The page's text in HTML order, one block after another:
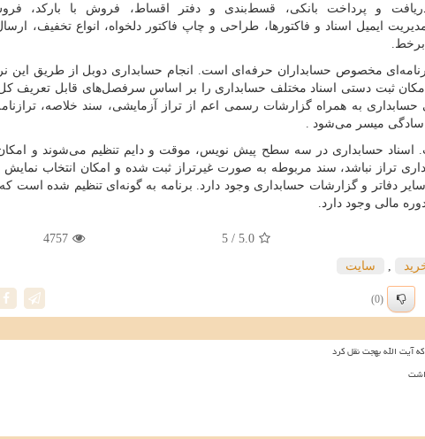
و پرداخت بانکی، قسط‌بندی و دفتر اقساط، فروش با بارکد، فروش
ایمیل اسناد و فاکتورها، طراحی و چاپ فاکتور دلخواه، انواع تخفیف،
برخط.
مخصوص حسابداران حرفه‌ای است. انجام حسابداری دوبل از طریق این
امکان ثبت دستی اسناد مختلف حسابداری را بر اساس سرفصل‌های قابل تعریف
حسابداری به همراه گزارشات رسمی اعم از تراز آزمایشی، سند خلاصه،
سادگی میسر می‌شود .
اسناد حسابداری در سه سطح پیش نویس، موقت و دایم تنظیم می‌شوند و
تراز نباشد، سند مربوطه به صورت غیرتراز ثبت شده و امکان انتخاب نمایش
دفاتر و گزارشات حسابداری وجود دارد. برنامه به گونه‌ای تنظیم شده است
مالی وجود دارد.
5.0
/ 5
4757
سایت
(0)
آیت الله بهجت نقل کرد